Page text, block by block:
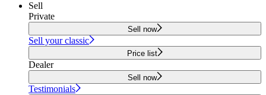
Sell
Private
Sell now
Sell your classic
Price list
Dealer
Sell now
Testimonials